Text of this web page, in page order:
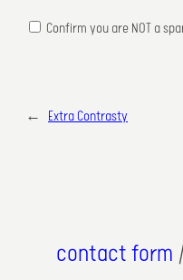
Confirm you are NOT a
← Extra Contrasty
contact form